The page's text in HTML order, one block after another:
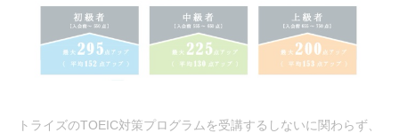
トライズのTOEIC対策プログラムを受講するしないに関わらず、